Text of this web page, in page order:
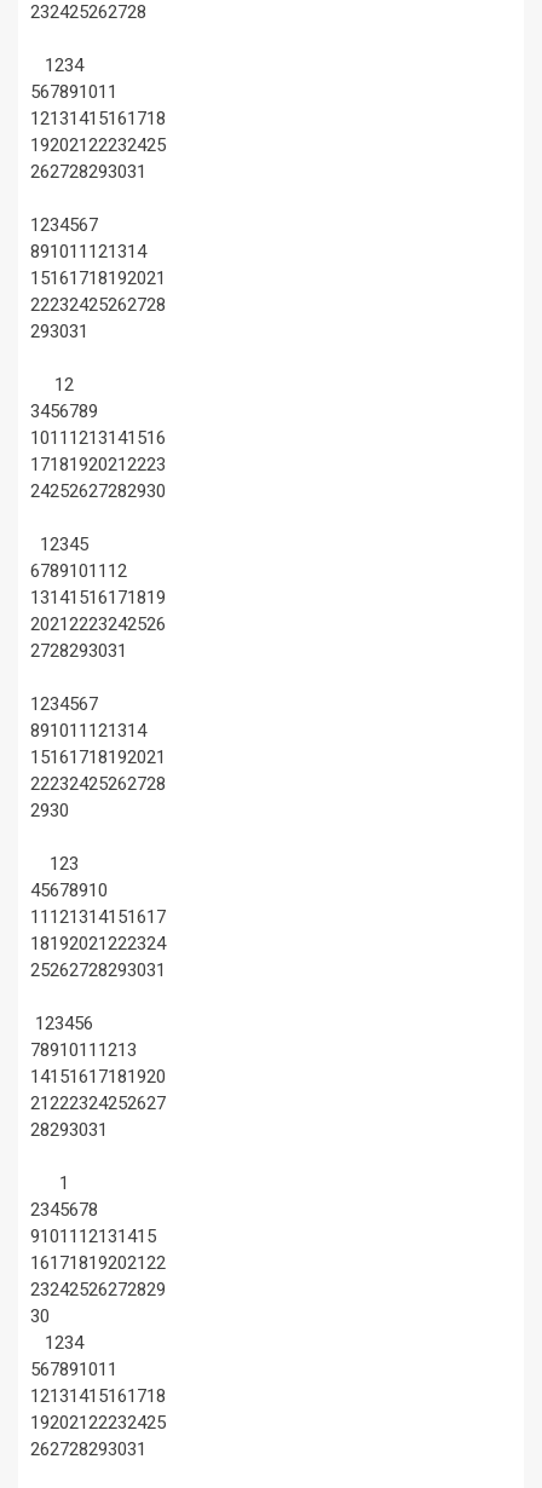
232425262728
1234
567891011
12131415161718
19202122232425
262728293031
1234567
891011 121314
15161718192021
22232425262728
293031
12
3456789
1011 1213141516
17181920212223
24252627282930
12345
67891011 12
13141516171819
20212223242526
2728293031
1234567
891011 121314
15161718192021
22232425262728
2930
123
45678910
11 121314151617
18192021222324
25262728293031
123456
7891011 1213
14151617181920
21222324252627
28293031
1
2345678
91011 12131415
16171819202122
23242526272829
30
1234
567891011
12131415161718
19202122232425
262728293031